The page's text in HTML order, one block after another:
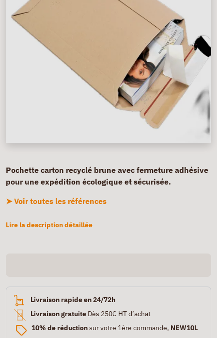
Pochette carton recyclé brune avec fermeture adhésive
pour une expédition écologique et sécurisée.
➤ Voir toutes les références
Lire la description détaillée
Livraison rapide en 24/72h
Livraison gratuite Dès 250€ HT d’achat
10% de réductionsur votre 1ère commande, NEW10L